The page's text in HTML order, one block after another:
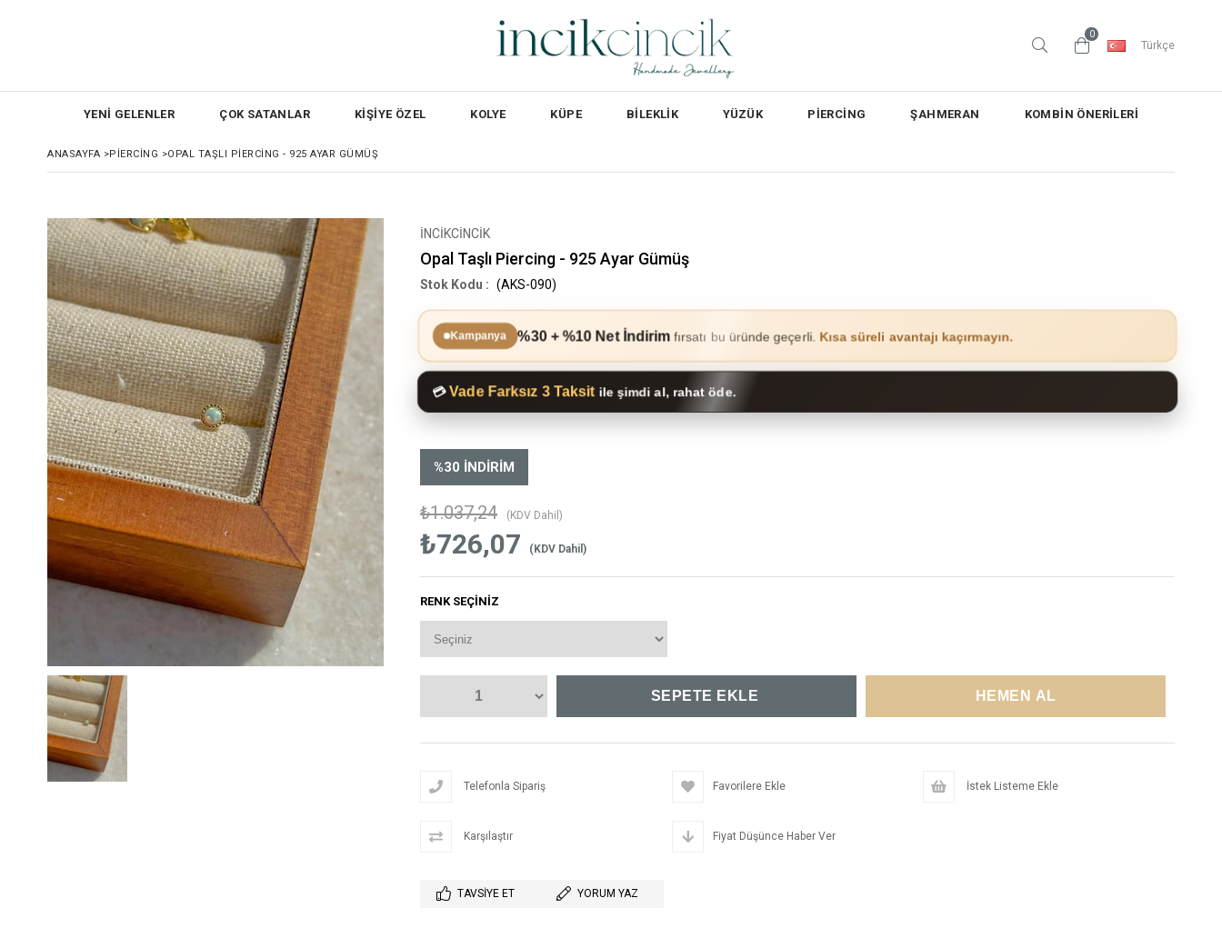
0
Türkçe
YENİ GELENLER ÇOK SATANLAR KİŞİYE ÖZEL KOLYE KÜPE BİLEKLİK YÜZÜK PİERCİNG ŞAHMERAN KOMBİN ÖNERİLERİ
ANASAYFA >PİERCİNG >OPAL TAŞLI PIERCING - 925 AYAR GÜMÜŞ
İNCİKCİNCİK
Opal Taşlı Piercing - 925 Ayar Gümüş
(AKS-090)
Kampanya %30 + %10 Net İndirim fırsatı bu üründe geçerli. Kısa süreli avantajı kaçırmayın.
💳Vade Farksız 3 Taksit ile şimdi al, rahat öde.
%30 İNDIRIM
₺1.037,24 (KDV Dahil)
₺726,07 (KDV Dahil)
RENK SEÇINIZ
Telefonla Sipariş Favorilere Ekle İstek Listeme Ekle
Karşılaştır Fiyat Düşünce Haber Ver
TAVSIYE ET YORUM YAZ